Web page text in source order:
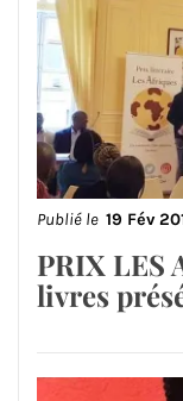
Publié le 19 Fév
PRIX LES
livres